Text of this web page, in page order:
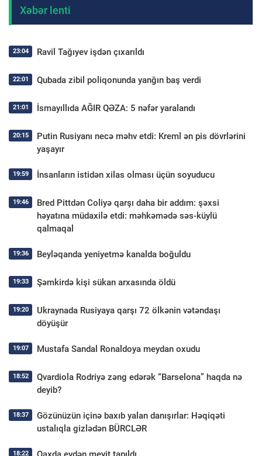
Xəbər lenti
23:04 Ravil Tağıyev işdən çıxarıldı
22:01 Qubada zibil poliqonunda yanğın baş verdi
21:01 İsmayıllıda AĞIR QƏZA: 5 nəfər yaralandı
20:15
Putin Rusiyanı necə məhv etdi: Kreml ən pis dövrlərini
yaşayır
19:59 İnsanların istidən xilas olması üçün soyuducu
19:46
Bred Pittdən Coliyə qarşı daha bir addım: şəxsi
həyatına müdaxilə etdi: məhkəmədə səs-küylü
qalmaqal
19:36 Beyləqanda yeniyetmə kanalda boğuldu
19:33 Şəmkirdə kişi sükan arxasında öldü
19:20
Ukraynada Rusiyaya qarşı 72 ölkənin vətəndaşı
döyüşür
19:07 Mustafa Sandal Ronaldoya meydan oxudu
18:52
Qvardiola Rodriyə zəng edərək “Barselona” haqda nə
deyib?
18:37
Gözünüzün içinə baxıb yalan danışırlar: Həqiqəti
ustalıqla gizlədən BÜRCLƏR
18:22